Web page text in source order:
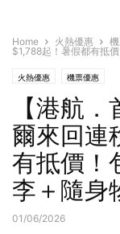
Home 火熱優惠
$1,788起！暑假都有抵
火熱優惠 機票優惠
【港航
爾來回連
有抵價！
李＋隨身
01/06/2026